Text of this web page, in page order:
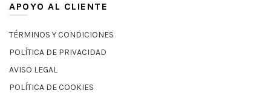
APOYO AL CLIENTE
TÉRMINOS Y CONDICIONES
POLÍTICA DE PRIVACIDAD
AVISO LEGAL
POLÍTICA DE COOKIES